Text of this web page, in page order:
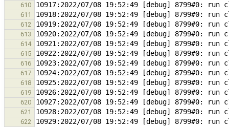
610
611
612
613
614
615
616
617
618
619
620
621
622